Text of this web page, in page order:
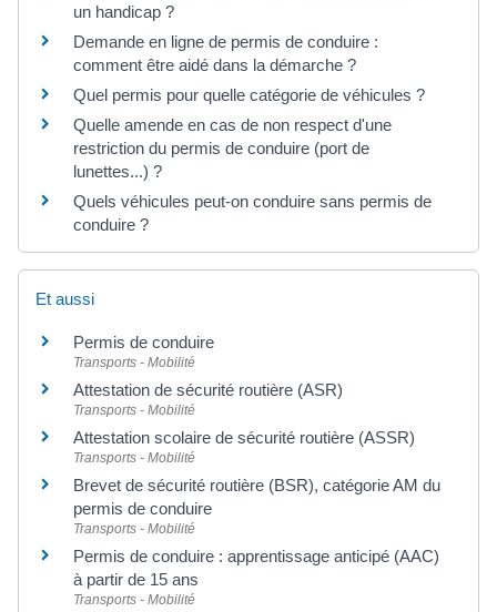
un handicap ?
Demande en ligne de permis de conduire :
comment être aidé dans la démarche ?
Quel permis pour quelle catégorie de véhicules ?
Quelle amende en cas de non respect d'une
restriction du permis de conduire (port de
lunettes...) ?
Quels véhicules peut-on conduire sans permis de
conduire ?
Et aussi
Permis de conduire
Transports - Mobilité
Attestation de sécurité routière (ASR)
Transports - Mobilité
Attestation scolaire de sécurité routière (ASSR)
Transports - Mobilité
Brevet de sécurité routière (BSR), catégorie AM du
permis de conduire
Transports - Mobilité
Permis de conduire : apprentissage anticipé (AAC)
à partir de 15 ans
Transports - Mobilité